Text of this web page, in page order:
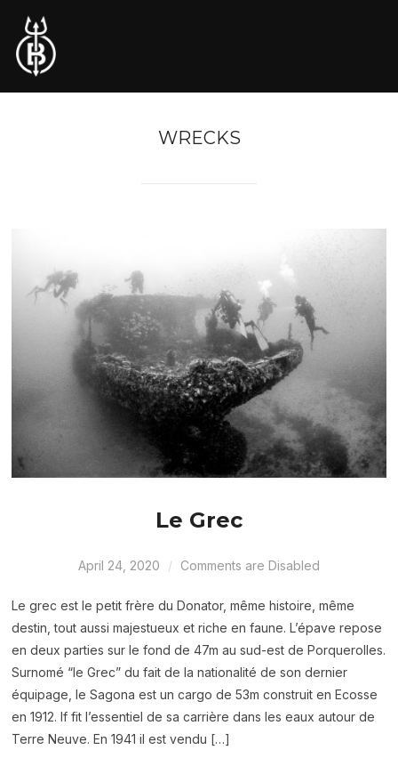
WRECKS
Le Grec
April 24, 2020 Comments are Disabled
Le grec est le petit frère du Donator, même histoire, même
destin, tout aussi majestueux et riche en faune. L’épave repose
en deux parties sur le fond de 47m au sud-est de Porquerolles.
Surnomé “le Grec” du fait de la nationalité de son dernier
équipage, le Sagona est un cargo de 53m construit en Ecosse
en 1912. If fit l’essentiel de sa carrière dans les eaux autour de
Terre Neuve. En 1941 il est vendu […]